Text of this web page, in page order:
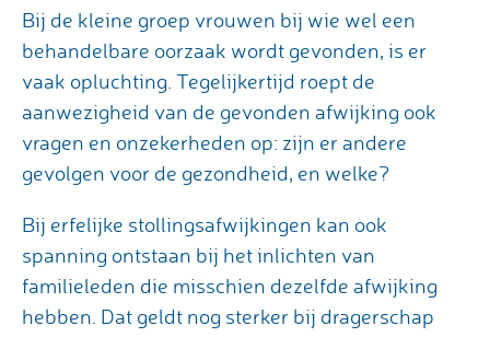
Bij de kleine groep vrouwen bij wie wel een
behandelbare oorzaak wordt gevonden, is er
vaak opluchting. Tegelijkertijd roept de
aanwezigheid van de gevonden afwijking ook
vragen en onzekerheden op: zijn er andere
gevolgen voor de gezondheid, en welke?
Bij erfelijke stollingsafwijkingen kan ook
spanning ontstaan bij het inlichten van
familieleden die misschien dezelfde afwijking
hebben. Dat geldt nog sterker bij dragerschap